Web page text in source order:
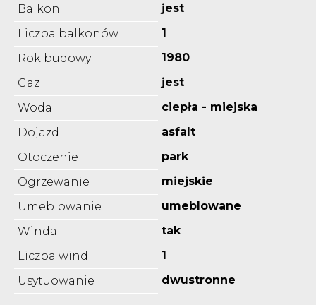
Balkon
jest
Liczba balkonów
1
Rok budowy
1980
Gaz
jest
Woda
ciepła - miejska
Dojazd
asfalt
Otoczenie
park
Ogrzewanie
miejskie
Umeblowanie
umeblowane
Winda
tak
Liczba wind
1
Usytuowanie
dwustronne